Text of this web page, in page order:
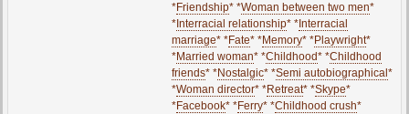
*Friendship* *Woman between two men*
*Interracial relationship* *Interracial
marriage* *Fate* *Memory* *Playwright*
*Married woman* *Childhood* *Childhood
friends* *Nostalgic* *Semi autobiographical *
*Woman director* *Retreat* *Skype*
*Facebook* *Ferry* *Childhood crush*